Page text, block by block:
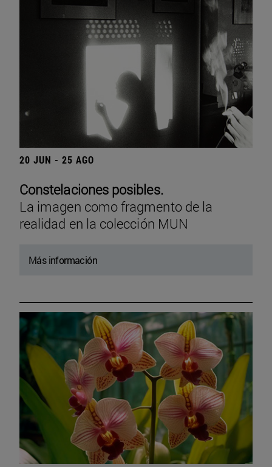
20 JUN - 25 AGO
Constelaciones posibles.
La imagen como fragmento de la
realidad en la colección MUN
Más información